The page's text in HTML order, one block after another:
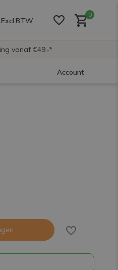
Excl.BTW
0
vanaf €49,-*
Account